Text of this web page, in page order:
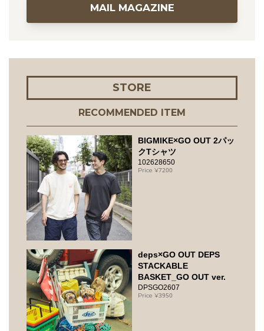
MAIL MAGAZINE
STORE
RECOMMENDED ITEM
BIGMIKE×GO OUT 2パッ
クTシャツ
102628650
7200
deps×GO OUT DEPS
STACKABLE
BASKET_GO OUT ver.
DPSGO2607
3950